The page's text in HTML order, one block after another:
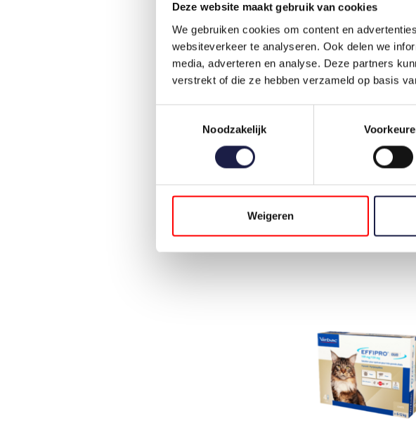
Deze website maakt gebruik van cookies
We gebruiken cookies om content en
websiteverkeer te analyseren. Ook delen we
media, adverteren en analyse. Deze partners
verstrekt of die ze hebben verzameld op basis
Noodzakelijk
Weigeren
VECTRA FELIS | KAT
€17,50